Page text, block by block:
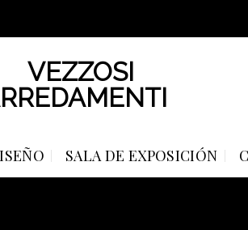
SALA DE EXPOSICIÓN